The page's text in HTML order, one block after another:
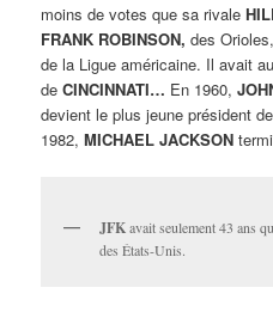
moins de votes que sa rivale
FRANK ROBINSON, des
de la Ligue américaine. Il avait
deCINCINNATI… En 1960,
devient le plus jeune président
1982,MICHAEL JACKSON
JFKavait seulement 43 ans
des États-Unis.